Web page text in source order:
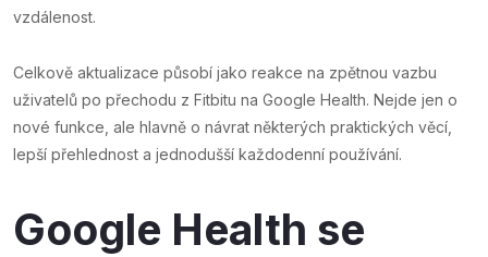
vzdálenost.
Celkově aktualizace působí jako reakce na zpětnou vazbu
uživatelů po přechodu z Fitbitu na Google Health. Nejde jen o
nové funkce, ale hlavně o návrat některých praktických věcí,
lepší přehlednost a jednodušší každodenní používání.
Google Health se